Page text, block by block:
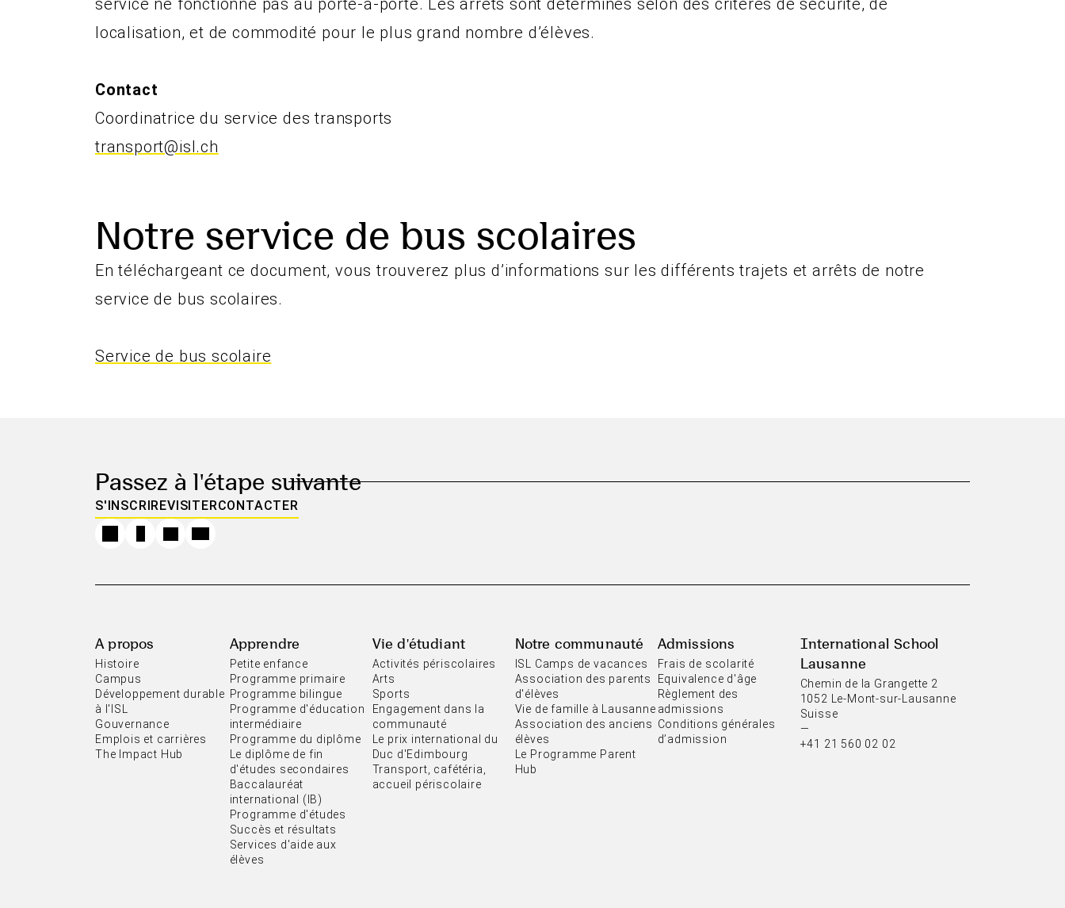
service ne fonctionne pas au porte-à-porte. Les arrêts sont déterminés selon des critères de sécurité, de
localisation, et de commodité pour le plus grand nombre d’élèves.
Contact
Coordinatrice du service des transports
transport@isl.ch
Notre service de bus scolaires
En téléchargeant ce document, vous trouverez plus d’informations sur les différents trajets et arrêts de notre
service de bus scolaires.
Service de bus scolaire
Passez à l'étape suivante
S'INSCRIREVISITERCONTACTER
A propos
Histoire
Campus
Développement durable
à l'ISL
Gouvernance
Emplois et carrières
The Impact Hub
Apprendre
Petite enfance
Programme primaire
Programme bilingue
Programme d'éducation
intermédiaire
Programme du diplôme
Le diplôme de fin
d'études secondaires
Baccalauréat
international (IB)
Programme d'études
Succès et résultats
Services d'aide aux
élèves
Vie d'étudiant
Activités périscolaires
Arts
Sports
Engagement dans la
communauté
Le prix international du
Duc d'Edimbourg
Transport, cafétéria,
accueil périscolaire
Notre communauté
ISL Camps de vacances
Association des parents
d'élèves
Vie de famille à Lausanne
Association des anciens
élèves
Le Programme Parent
Hub
Admissions
Frais de scolarité
Equivalence d'âge
Règlement des
admissions
Conditions générales
d’admission
International School
Lausanne
Chemin de la Grangette 2
1052 Le-Mont-sur-Lausanne
Suisse
—
+41 21 560 02 02